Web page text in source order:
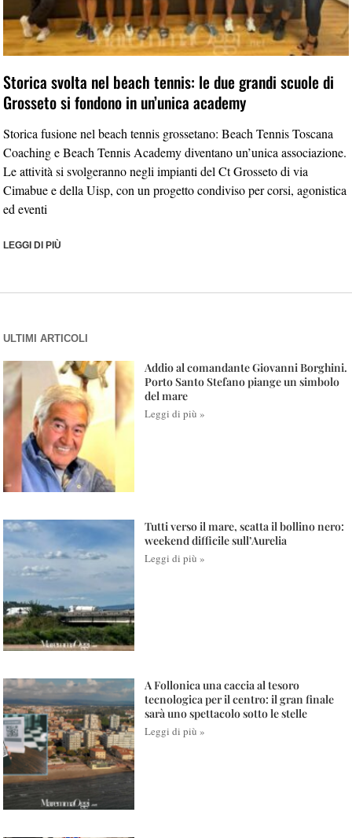
Storica svolta nel beach tennis: le due grandi scuole di
Grosseto si fondono in un’unica academy
Storica fusione nel beach tennis grossetano: Beach Tennis Toscana
Coaching e Beach Tennis Academy diventano un’unica associazione.
Le attività si svolgeranno negli impianti del Ct Grosseto di via
Cimabue e della Uisp, con un progetto condiviso per corsi, agonistica
ed eventi
LEGGI DI PIÙ
ULTIMI ARTICOLI
Addio al comandante Giovanni Borghini.
Porto Santo Stefano piange un simbolo
del mare
Leggi di più »
Tutti verso il mare, scatta il bollino nero:
weekend difficile sull’Aurelia
Leggi di più »
A Follonica una caccia al tesoro
tecnologica per il centro: il gran finale
sarà uno spettacolo sotto le stelle
Leggi di più »